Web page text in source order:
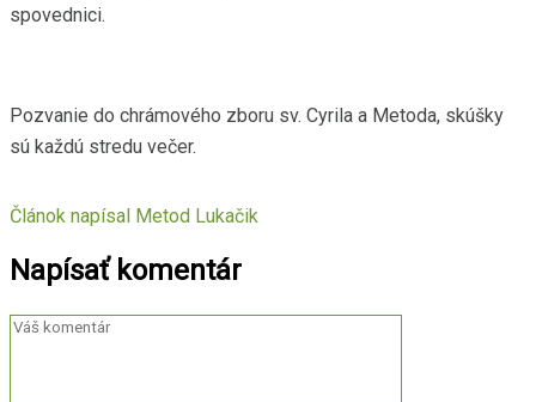
spovednici.
Pozvanie do chrámového zboru sv. Cyrila a Metoda, skúšky
sú každú stredu večer.
Článok napísal Metod Lukačik
Napísať komentár